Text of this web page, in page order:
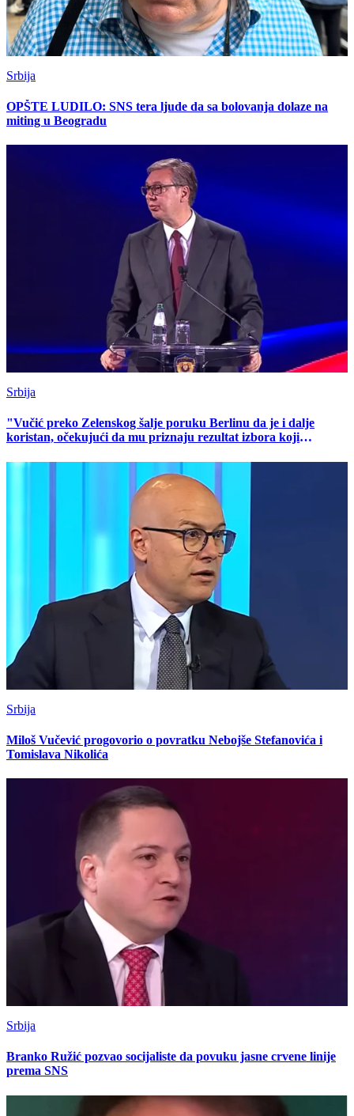
Srbija
OPŠTE LUDILO: SNS tera ljude da sa bolovanja dolaze na
miting u Beogradu
Srbija
"Vučić preko Zelenskog šalje poruku Berlinu da je i dalje
koristan, očekujući da mu priznaju rezultat izbora koji
Srbija
Miloš Vučević progovorio o povratku Nebojše Stefanovića i
Tomislava Nikolića
Srbija
Branko Ružić pozvao socijaliste da povuku jasne crvene linije
prema SNS